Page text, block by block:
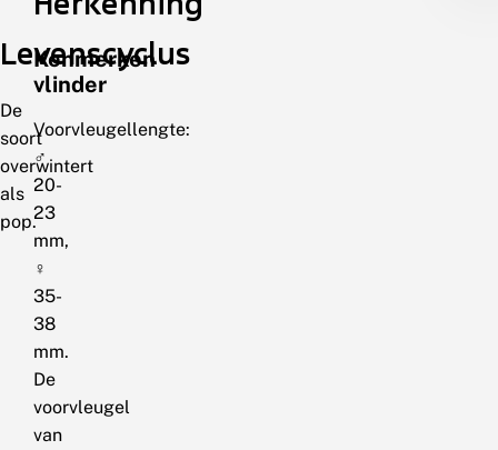
Levenscyclus
De
soort
overwintert
als
pop.
Kenmerken
vlinder
Voorvleugellengte:
♂
20-
23
mm,
♀
35-
38
mm.
De
voorvleugel
van